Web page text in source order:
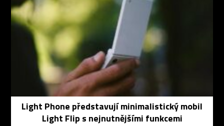
Light Phone představují minimalistický mobil
Light Flip s nejnutnějšími funkcemi